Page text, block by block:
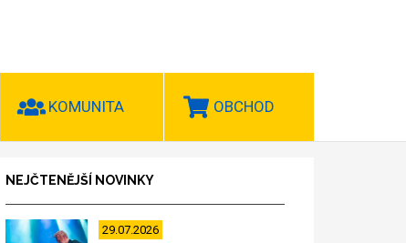
KOMUNITA OBCHOD
NEJČTENĚJŠÍ NOVINKY
29.07.2026